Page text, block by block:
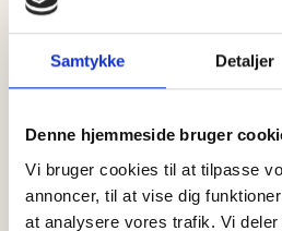
Samtykke Detaljer
Denne hjemmeside bruger
Vi bruger cookies til at tilpasse
annoncer, til at vise dig
at analysere vores trafik. Vi